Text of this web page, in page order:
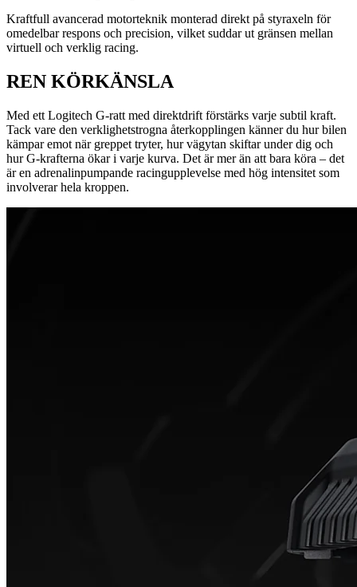
Kraftfull avancerad motorteknik monterad direkt på styraxeln för
omedelbar respons och precision, vilket suddar ut gränsen mellan
virtuell och verklig racing.
REN KÖRKÄNSLA
Med ett Logitech G-ratt med direktdrift förstärks varje subtil kraft.
Tack vare den verklighetstrogna återkopplingen känner du hur bilen
kämpar emot när greppet tryter, hur vägytan skiftar under dig och
hur G-krafterna ökar i varje kurva. Det är mer än att bara köra – det
är en adrenalinpumpande racingupplevelse med hög intensitet som
involverar hela kroppen.